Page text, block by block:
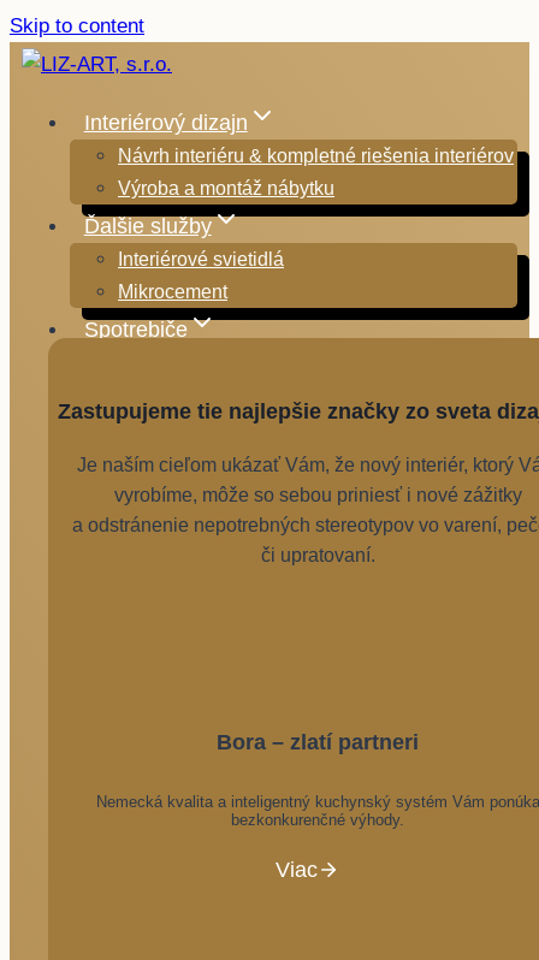
Skip to content
Interiérový dizajn
Návrh interiéru & kompletné riešenia interiérov
Výroba a montáž nábytku
Ďalšie služby
Interiérové svietidlá
Mikrocement
Spotrebiče
Zastupujeme tie najlepšie značky zo sveta
Je naším cieľom ukázať Vám, že nový interiér, ktorý
vyrobíme, môže so sebou priniesť i nové zážitky
a odstránenie nepotrebných stereotypov vo varení,
či upratovaní.
Bora – zlatí partneri
Nemecká kvalita a inteligentný kuchynský systém Vám ponúka
bezkonkurenčné výhody.
Viac